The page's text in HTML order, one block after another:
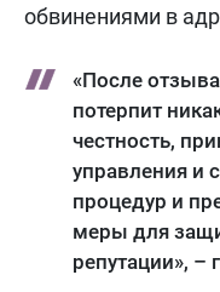
обвинениями в
«После
потерпит
честность,
управления и
процедур и
меры для
репутации», –